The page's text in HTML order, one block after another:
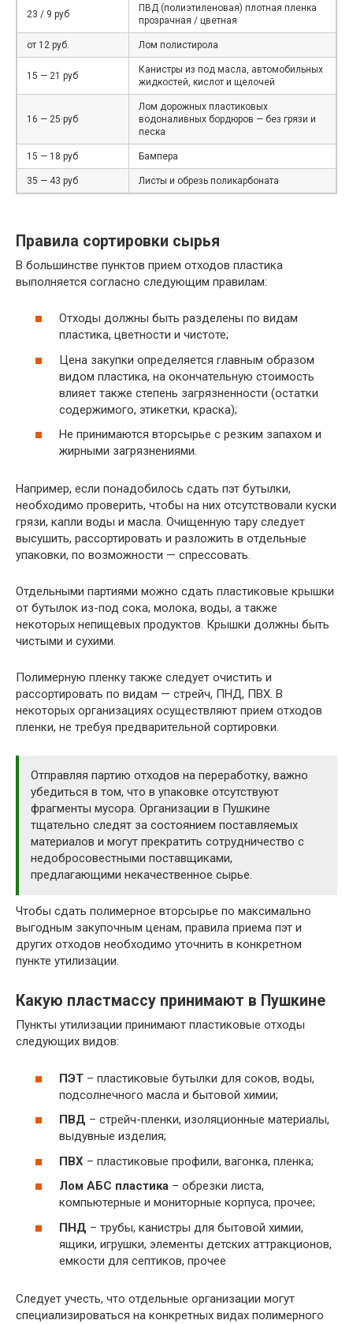
23 / 9 руб
ПВД (полиэтиленовая) плотная пленка
прозрачная / цветная
от 12 руб. Лом полистирола
15 — 21 руб
Канистры из под масла, автомобильных
жидкостей, кислот и щелочей
16 — 25 руб
Лом дорожных пластиковых
водоналивных бордюров — без грязи и
песка
15 — 18 руб Бампера
35 — 43 руб Листы и обрезь поликарбоната
Правила сортировки сырья
В большинстве пунктов прием отходов пластика
выполняется согласно следующим правилам:
Отходы должны быть разделены по видам
пластика, цветности и чистоте;
Цена закупки определяется главным образом
видом пластика, на окончательную стоимость
влияет также степень загрязненности (остатки
содержимого, этикетки, краска);
Не принимаются вторсырье с резким запахом и
жирными загрязнениями.
Например, если понадобилось сдать пэт бутылки,
необходимо проверить, чтобы на них отсутствовали куски
грязи, капли воды и масла. Очищенную тару следует
высушить, рассортировать и разложить в отдельные
упаковки, по возможности — спрессовать.
Отдельными партиями можно сдать пластиковые крышки
от бутылок из-под сока, молока, воды, а также
некоторых непищевых продуктов. Крышки должны быть
чистыми и сухими.
Полимерную пленку также следует очистить и
рассортировать по видам — стрейч, ПНД, ПВХ. В
некоторых организациях осуществляют прием отходов
пленки, не требуя предварительной сортировки.
Отправляя партию отходов на переработку, важно
убедиться в том, что в упаковке отсутствуют
фрагменты мусора. Организации в Пушкине
тщательно следят за состоянием поставляемых
материалов и могут прекратить сотрудничество с
недобросовестными поставщиками,
предлагающими некачественное сырье.
Чтобы сдать полимерное вторсырье по максимально
выгодным закупочным ценам, правила приема пэт и
других отходов необходимо уточнить в конкретном
пункте утилизации.
Какую пластмассу принимают в Пушкине
Пункты утилизации принимают пластиковые отходы
следующих видов:
ПЭТ – пластиковые бутылки для соков, воды,
подсолнечного масла и бытовой химии;
ПВД – стрейч-пленки, изоляционные материалы,
выдувные изделия;
ПВХ – пластиковые профили, вагонка, пленка;
Лом АБС пластика – обрезки листа,
компьютерные и мониторные корпуса, прочее;
ПНД – трубы, канистры для бытовой химии,
ящики, игрушки, элементы детских аттракционов,
емкости для септиков, прочее
Следует учесть, что отдельные организации могут
специализироваться на конкретных видах полимерного